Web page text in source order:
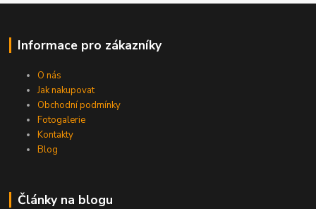
Informace pro zákazníky
O nás
Jak nakupovat
Obchodní podmínky
Fotogalerie
Kontakty
Blog
Články na blogu